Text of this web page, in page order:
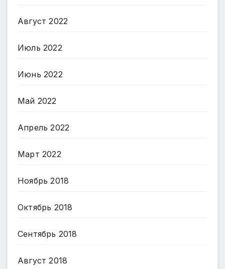
Август 2022
Июль 2022
Июнь 2022
Май 2022
Апрель 2022
Март 2022
Ноябрь 2018
Октябрь 2018
Сентябрь 2018
Август 2018